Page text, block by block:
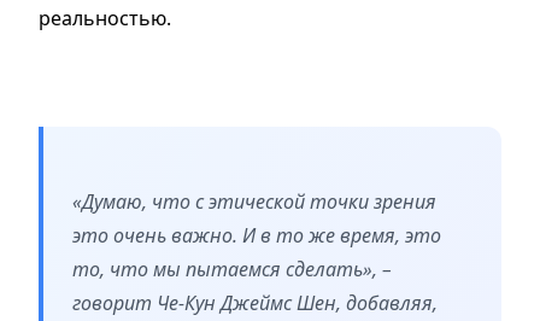
реальностью.
«Думаю, что с этической точки зрения
это очень важно. И в то же время, это
то, что мы пытаемся сделать», –
говорит Че-Кун Джеймс Шен, добавляя,